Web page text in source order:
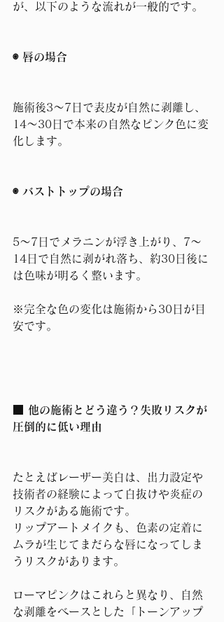
が、以下のような流れが一般的です。
◉ 唇の場合
施術後3〜7日で表皮が自然に剥離し、
14〜30日で本来の自然なピンク色に変
化します。
◉ バストトップの場合
5〜7日でメラニンが浮き上がり、7〜
14日で自然に剥がれ落ち、約30日後に
は色味が明るく整います。
※完全な色の変化は施術から30日が目
安です。
■ 他の施術とどう違う？失敗リスクが
圧倒的に低い理由
たとえばレーザー美白は、出力設定や
技術者の経験によって白抜けや炎症の
リスクがある施術です。
リップアートメイクも、色素の定着に
ムラが生じてまだらな唇になってしま
うリスクがあります。
ローマピンクはこれらと異なり、自然
な剥離をベースとした「トーンアップ